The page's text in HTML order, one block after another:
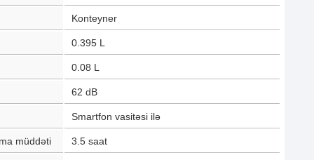
Konteyner
0.395 L
0.08 L
62 dB
Smartfon vasitəsi ilə
müddəti 3.5 saat